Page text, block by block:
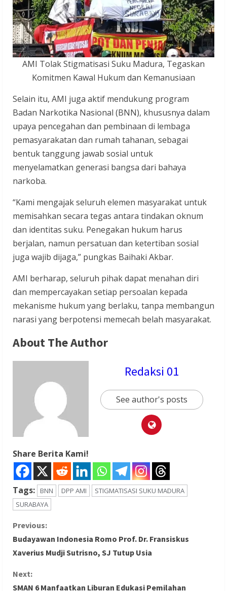
AMI Tolak Stigmatisasi Suku Madura, Tegaskan
Komitmen Kawal Hukum dan Kemanusiaan
Selain itu, AMI juga aktif mendukung program
Badan Narkotika Nasional (BNN), khususnya dalam
upaya pencegahan dan pembinaan di lembaga
pemasyarakatan dan rumah tahanan, sebagai
bentuk tanggung jawab sosial untuk
menyelamatkan generasi bangsa dari bahaya
narkoba.
“Kami mengajak seluruh elemen masyarakat untuk
memisahkan secara tegas antara tindakan oknum
dan identitas suku. Penegakan hukum harus
berjalan, namun persatuan dan ketertiban sosial
juga wajib dijaga,” pungkas Baihaki Akbar.
AMI berharap, seluruh pihak dapat menahan diri
dan mempercayakan setiap persoalan kepada
mekanisme hukum yang berlaku, tanpa membangun
narasi yang berpotensi memecah belah masyarakat.
About The Author
Redaksi 01
See author's posts
Share Berita Kami!
Tags: BNN DPP AMI
STIGMATISASI SUKU MADURA
SURABAYA
C
o
n
Previous:
Budayawan Indonesia Romo Prof. Dr. Fransiskus
Xaverius Mudji Sutrisno, SJ Tutup Usia
Next:
SMAN 6 Manfaatkan Liburan Edukasi Pemilahan